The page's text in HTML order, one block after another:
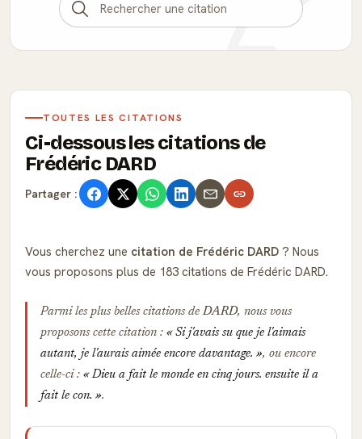
TOUTES LES CITATIONS
Ci-dessous les citations de
Frédéric DARD
Partager :
Vous cherchez une citation de Frédéric DARD ? Nous
vous proposons plus de 183 citations de Frédéric DARD.
Parmi les plus belles citations de DARD, nous vous
proposons cette citation :
Si j'avais su que je l'aimais
autant, je l'aurais aimée encore davantage.
, ou encore
celle-ci :
Dieu a fait le monde en cinq jours. ensuite il a
fait le con.
.